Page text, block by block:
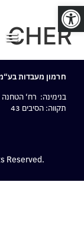
פתח סרגל נגישות
CHER
חרמון מעבדות
בנימינה: רח‘ הטחנה 66 ת.ד 23 מיקוד 3055001,
תקווה: הסיבים 43
Reserved.